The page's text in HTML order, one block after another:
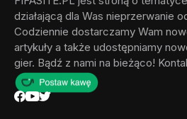
działającą dla Was nieprzerwanie
Codziennie dostarczamy Wam
artykuły a także udostępniamy
gier. Bądź z nami na bieżąco!